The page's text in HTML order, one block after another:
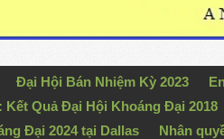
Đại Hội Bán Nhiệm Kỳ 2023
Kết Quả Đại Hội Khoáng Đại 2018
Đại 2024 tại Dallas Nhân